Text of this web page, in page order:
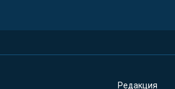
Редакция